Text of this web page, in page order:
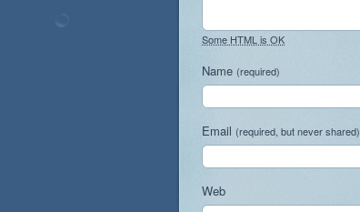
Some HTML is OK
Name (required)
Email (required, but never shared)
Web